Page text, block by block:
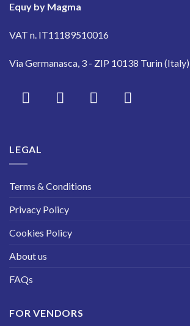
Equy by Magma
VAT n. IT11189510016
Via Germanasca, 3 - ZIP 10138 Turin (Italy)
LEGAL
Terms & Conditions
Privacy Policy
Cookies Policy
About us
FAQs
FOR VENDORS